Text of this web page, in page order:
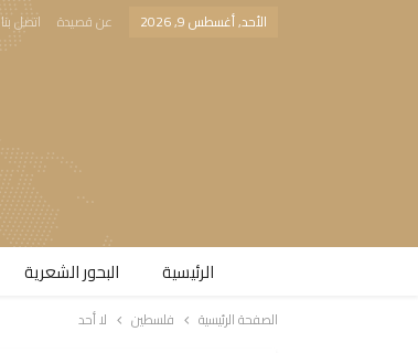
الأحد, أغسطس 9, 2026 عن قصيدة اتصل بنا
الرئيسية البحور الشعرية​
الصفحة الرئيسية فلسطين لا أحد